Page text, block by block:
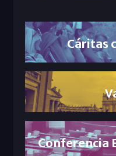
Cáritas
Conferencia